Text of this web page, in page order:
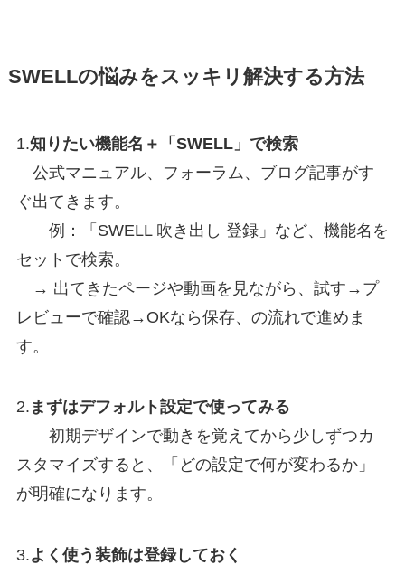
SWELLの悩みをスッキリ解決する方法
1.知りたい機能名＋「SWELL」で検索
公式マニュアル、フォーラム、ブログ記事がす
ぐ出てきます。
例：「SWELL 吹き出し 登録」など、機能名を
セットで検索。
→ 出てきたページや動画を見ながら、試す→プ
レビューで確認→OKなら保存、の流れで進めま
す。
2. まずはデフォルト設定で使ってみる
初期デザインで動きを覚えてから少しずつカ
スタマイズすると、「どの設定で何が変わるか」
が明確になります。
3.よく使う装飾は登録しておく